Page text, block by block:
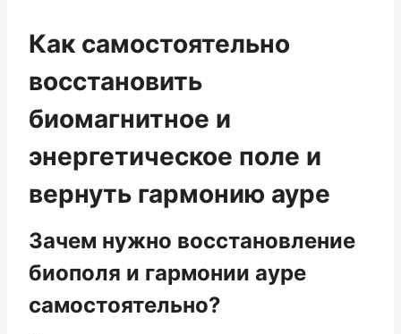
Как самостоятельно
восстановить
биомагнитное и
энергетическое поле и
вернуть гармонию ауре
Зачем нужно восстановление
биополя и гармонии ауре
самостоятельно?